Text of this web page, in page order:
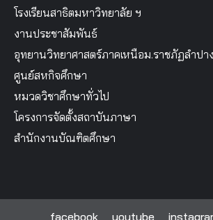
โรงเรียนสาธิตมหาวิทยาลัย ฯ
งานประชาสัมพันธ์
อุทยานวิทยาศาสตร์ภาคเหนือม.ราชภัฏลำปาง
ศูนย์สหกิจศึกษา
หมวดวิชาศึกษาทั่วไป
โครงการจัดตั้งสถาบันภาษา
สำนักงานบัณฑิตศึกษา
facebook youtube